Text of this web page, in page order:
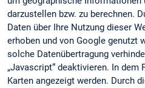
darzustellen bzw. zu berechnen.
Daten über Ihre Nutzung dieser
erhoben und von Google genutzt
solche Datenübertragung
„Javascript“ deaktivieren. In dem
Karten angezeigt werden. Durch